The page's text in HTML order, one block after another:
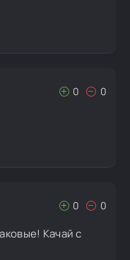
0 0
0 0
Качай с